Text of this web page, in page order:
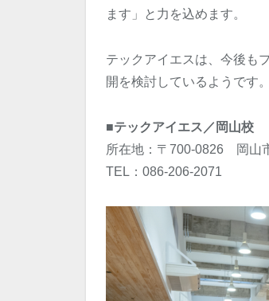
ます」と力を込めます。
テックアイエスは、今後も
開を検討しているようです
■テックアイエス／岡山校
所在地：〒700-0826 岡山
TEL：086-206-2071